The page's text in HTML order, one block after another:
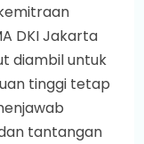
DKI Jakarta
diambil untuk
tinggi tetap
tantangan